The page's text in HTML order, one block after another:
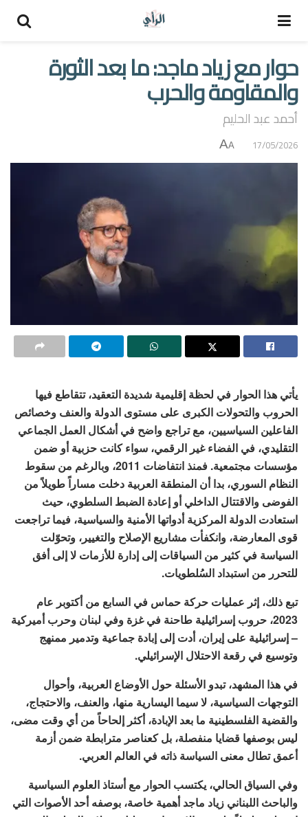
حوار مع زياد ماجد: ما بعد الثورة
والمقاومة والحرب
أحمد عبد الحليم
17/05/2026
A
A
يأتي هذا الحوار في لحظة إقليمية شديدة التعقيد، تتقاطع فيها
الحروب والتحولات الكبرى على مستوى الدولة والعنف وخصائص
الفاعلين السياسيين، مع تراجع واضح في أشكال العمل الجماعي
التقليدي، في الفضاء غير الرقمي، سواء كانت حزبية أو ضمن
مؤسسات مجتمعية. فمنذ انتفاضات 2011، وبالرغم من سقوط
النظام السوري، بدا أن المنطقة العربية دخلت مساراً طويلاً من
الفوضى والاقتتال الداخلي أو إعادة الضبط السلطوي، حيث
استعادت الدولة المركزية أدواتها الأمنية والسياسية، فيما تراجعت
قوى المعارضة، وانكفأت مشاريع الإصلاح والتغيير، وتحوّلت
السياسة في كثير من السياقات إلى إدارة للأزمات لا إلى أفق
للتحرر من استبداد السُلطويات.
تبع ذلك، إثر عمليات حركة حماس في السابع من أكتوبر عام
2023، حروب إسرائيلية طاحنة في غزة وفي لبنان وحرب أميركية
– إسرائيلية على إيران، أدت إلى إبادة جماعية وتدمير ممنهج
وتوسيع في رقعة الاحتلال الإسرائيلي.
في هذا المشهد، تبدو الأسئلة حول الأوضاع العربية، وأحوال
التوجهات السياسية، لا سيما اليسارية منها، والعنف، والاحتجاج،
والقضية الفلسطينية ما بعد الإبادة، أكثر إلحاحاً من أي وقت مضى،
ليس بوصفها قضايا منفصلة، بل كعناصر مترابطة ضمن أزمة
أعمق تطال معنى السياسة ذاته في العالم العربي.
وفي السياق الحالي، يكتسب الحوار مع أستاذ العلوم السياسية
والباحث اللبناني زياد ماجد أهمية خاصة، بوصفه أحد الأصوات التي